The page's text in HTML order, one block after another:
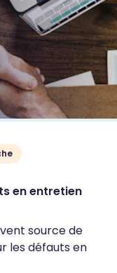
en entretien
source de
les défauts en